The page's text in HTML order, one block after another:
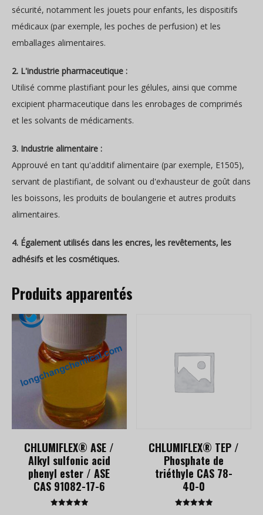
sécurité, notamment les jouets pour enfants, les dispositifs
médicaux (par exemple, les poches de perfusion) et les
emballages alimentaires.
2. L'industrie pharmaceutique :
Utilisé comme plastifiant pour les gélules, ainsi que comme
excipient pharmaceutique dans les enrobages de comprimés
et les solvants de médicaments.
3. Industrie alimentaire :
Approuvé en tant qu'additif alimentaire (par exemple, E1505),
servant de plastifiant, de solvant ou d'exhausteur de goût dans
les boissons, les produits de boulangerie et autres produits
alimentaires.
4. Également utilisés dans les encres, les revêtements, les
adhésifs et les cosmétiques.
Produits apparentés
CHLUMIFLEX® ASE /
Alkyl sulfonic acid
phenyl ester / ASE
CAS 91082-17-6
CHLUMIFLEX® TEP /
Phosphate de
triéthyle CAS 78-
40-0